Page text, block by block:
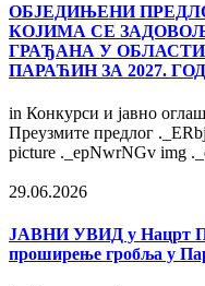
OБЈЕДИЊЕНИ
КОЈИМА СЕ
ГРАЂАНА У
ПАРАЋИН ЗА 2027.
in Конкурси и јавно
Преузмите предлог
picture ._epNwrNGv img
29.06.2026
ЈАВНИ УВИД у Нацрт
проширење гробља у